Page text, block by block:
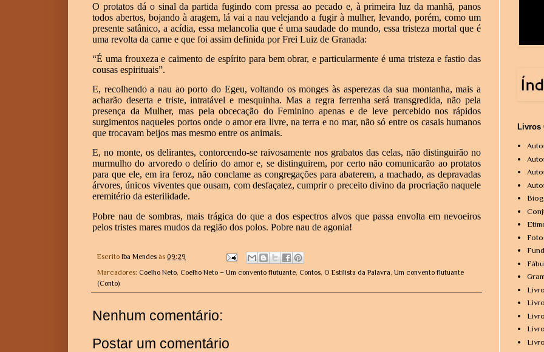
O protatos dá o sinal da partida fugindo com pressa ao pecado e, à primeira luz da manhã, panos
todos abertos, bojando à aragem, lá vai a nau velejando a fugir à mulher, levando, porém, como um
presente satânico, a acídia, essa melancolia que é uma saudade do mundo, essa tristeza mortal que é
uma revolta da carne e que foi assim definida por Frei Luiz de Granada:
“É uma frouxeza e caimento de espírito para bem obrar, e particularmente é uma tristeza e fastio das
cousas espirituais”.
E, recolhendo a nau ao porto do Egeu, voltando os monges às asperezas da sua montanha, mais a
acharão deserta e triste, intratável e mesquinha. Mas a regra ferrenha será transgredida, não pela
presença da Mulher, mas pela obcecação do Feminino apenas e de leve percebido nos rápidos
surgimentos naqueles portos onde o amor era livre, na terra e no mar, não só entre os casais humanos
que trocavam beijos mas mesmo entre os animais.
E, no monte, os delirantes, contorcendo-se raivosamente nos grabatos das celas, não distinguirão no
murmulho do arvoredo o delírio do amor e, se distinguirem, por certo não comunicarão ao protatos
para que ele, em ira feroz, não conclame as congregações para abaterem, a machado, as depravadas
árvores, únicos viventes que ousam, com desfaçatez, cumprir o preceito divino da procriação naquele
eremitério da esterilidade.
Pobre nau de sombras, mais trágica do que a dos espectros alvos que passa envolta em nevoeiros
pelos tristes mares mudos da região dos polos. Pobre nau de agonia!
Escrito Iba Mendes às 09:29
Marcadores: Coelho Neto, Coelho Neto – Um convento flutuante, Contos, O Estilista da Palavra, Um convento flutuante
(Conto)
Nenhum comentário:
Postar um comentário
Livros